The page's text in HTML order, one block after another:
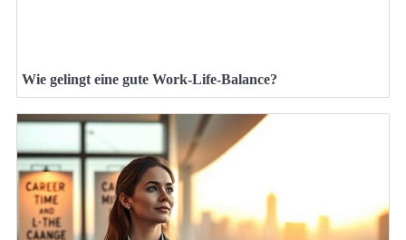
Wie gelingt eine gute Work-Life-Balance?